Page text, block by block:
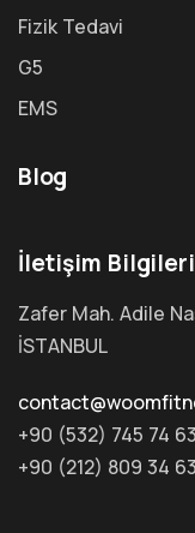
Fizik Tedavi
G5
EMS
Blog
İletişim Bilgileri
Zafer Mah. Adile
İSTANBUL
+90 (532) 745 74 63
+90 (212) 809 34 63